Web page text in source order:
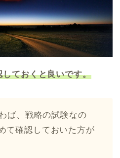
ておくと良いです。
ば、戦略の試験なの
て確認しておいた方が